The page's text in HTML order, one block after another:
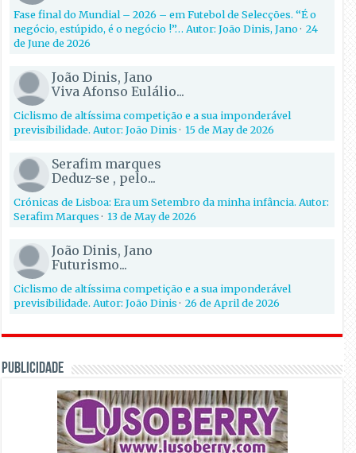
Fase final do Mundial – 2026 – em Futebol de Selecções. “É o
negócio, estúpido, é o negócio !”… Autor: João Dinis, Jano·24
de June de 2026
João Dinis, Jano
Viva Afonso Eulálio...
Ciclismo de altíssima competição e a sua imponderável
previsibilidade. Autor: João Dinis·15 de May de 2026
Serafim marques
Deduz-se , pelo...
Crónicas de Lisboa: Era um Setembro da minha infância. Autor:
Serafim Marques·13 de May de 2026
João Dinis, Jano
Futurismo...
Ciclismo de altíssima competição e a sua imponderável
previsibilidade. Autor: João Dinis·26 de April de 2026
PUBLICIDADE